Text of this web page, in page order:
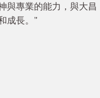
的一些管理模式、商業
中國) 投資有限公司